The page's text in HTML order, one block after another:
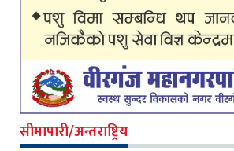
सीमापारी/अन्तराष्ट्रिय